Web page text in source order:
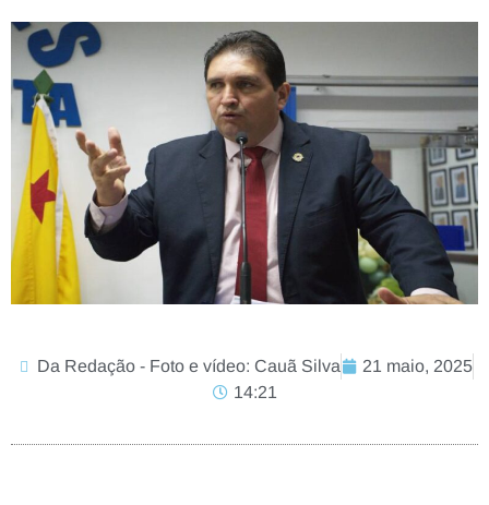
Da Redação - Foto e vídeo: Cauã Silva
21 maio, 2025
14:21